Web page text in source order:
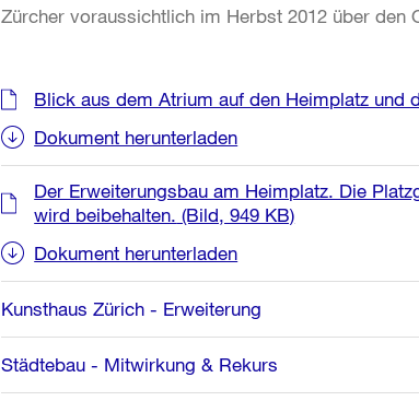
Zürcher voraussichtlich im Herbst 2012 über
Weitere
Informationen
Blick aus dem Atrium auf den Heimplatz und
Dokument herunterladen
Der Erweiterungsbau am Heimplatz. Die
wird beibehalten. (Bild, 949 KB)
Dokument herunterladen
Kunsthaus Zürich - Erweiterung
Städtebau - Mitwirkung & Rekurs